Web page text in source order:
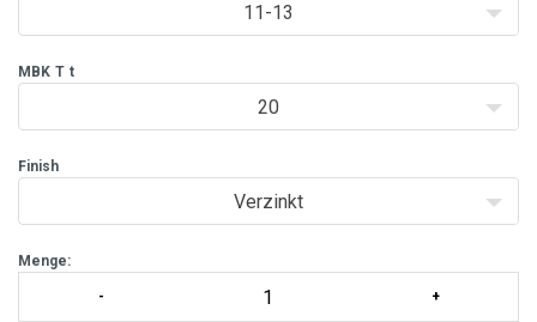
11-13
MBK T t
20
Finish
Verzinkt
Menge: